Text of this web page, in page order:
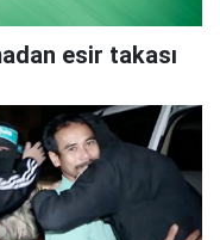
esir takası